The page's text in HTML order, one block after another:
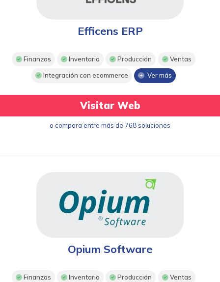
Efficens ERP
Finanzas Inventario Producción Ventas
Integración con ecommerce Ver más
Visitar Web
o compara entre más de 768 soluciones
Opium Software
Finanzas Inventario Producción Ventas